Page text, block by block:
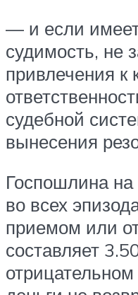
— и если
судимость, не
привлечения к
судебной
вынесения
Госпошлина на
во всех
приемом или
составляет